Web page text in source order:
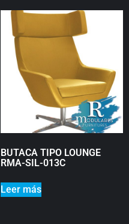
BUTACA TIPO LOUNGE
RMA-SIL-013C
Leer más